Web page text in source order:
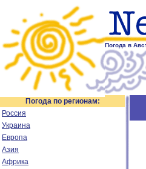
Погода в
Погода по регионам:
Россия
Украина
Европа
Азия
Африка